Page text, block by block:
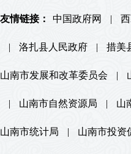
友情链接： 中国政府网 |
| 洛扎县人民政府 | 措美
山南市发展和改革委员会 |
| 山南市自然资源局 | 山
山南市统计局 | 山南市投资